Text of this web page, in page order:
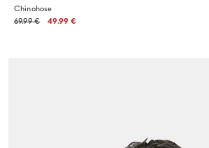
Chinohose
69.99 €
49.99 €